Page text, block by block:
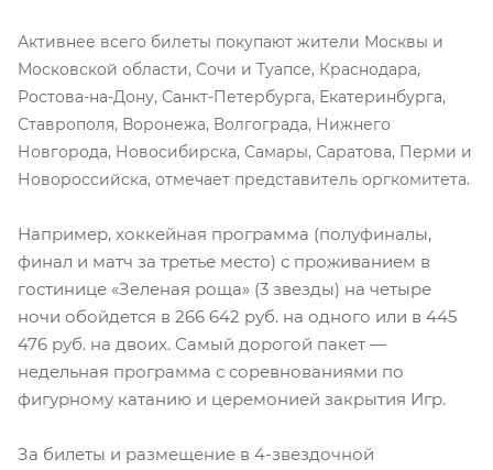
Активнее всего билеты покупают жители Москвы и
Московской области, Сочи и Туапсе, Краснодара,
Ростова-на-Дону, Санкт-Петербурга, Екатеринбурга,
Ставрополя, Воронежа, Волгограда, Нижнего
Новгорода, Новосибирска, Самары, Саратова, Перми и
Новороссийска, отмечает представитель оргкомитета.
Например, хоккейная программа (полуфиналы,
финал и матч за третье место) с проживанием в
гостинице «Зеленая роща» (3 звезды) на четыре
ночи обойдется в 266 642 руб. на одного или в 445
476 руб. на двоих. Самый дорогой пакет —
недельная программа с соревнованиями по
фигурному катанию и церемонией закрытия Игр.
За билеты и размещение в 4-звездочной